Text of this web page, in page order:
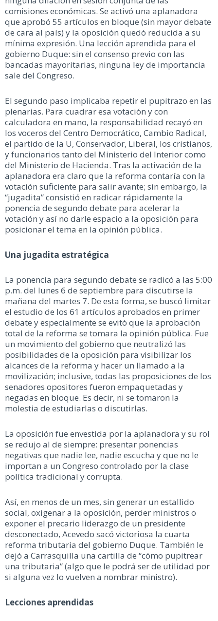
comisiones económicas. Se activó una aplanadora
que aprobó 55 artículos en bloque (sin mayor debate
de cara al país) y la oposición quedó reducida a su
mínima expresión. Una lección aprendida para el
gobierno Duque: sin el consenso previo con las
bancadas mayoritarias, ninguna ley de importancia
sale del Congreso.
El segundo paso implicaba repetir el pupitrazo en las
plenarias. Para cuadrar esa votación y con
calculadora en mano, la responsabilidad recayó en
los voceros del Centro Democrático, Cambio Radical,
el partido de la U, Conservador, Liberal, los cristianos,
y funcionarios tanto del Ministerio del Interior como
del Ministerio de Hacienda. Tras la activación de la
aplanadora era claro que la reforma contaría con la
votación suficiente para salir avante; sin embargo, la
“jugadita” consistió en radicar rápidamente la
ponencia de segundo debate para acelerar la
votación y así no darle espacio a la oposición para
posicionar el tema en la opinión pública.
Una jugadita estratégica
La ponencia para segundo debate se radicó a las 5:00
p.m. del lunes 6 de septiembre para discutirse la
mañana del martes 7. De esta forma, se buscó limitar
el estudio de los 61 artículos aprobados en primer
debate y especialmente se evitó que la aprobación
total de la reforma se tomara la opinión pública. Fue
un movimiento del gobierno que neutralizó las
posibilidades de la oposición para visibilizar los
alcances de la reforma y hacer un llamado a la
movilización; inclusive, todas las proposiciones de los
senadores opositores fueron empaquetadas y
negadas en bloque. Es decir, ni se tomaron la
molestia de estudiarlas o discutirlas.
La oposición fue envestida por la aplanadora y su rol
se redujo al de siempre: presentar ponencias
negativas que nadie lee, nadie escucha y que no le
importan a un Congreso controlado por la clase
política tradicional y corrupta.
Así, en menos de un mes, sin generar un estallido
social, oxigenar a la oposición, perder ministros o
exponer el precario liderazgo de un presidente
desconectado, Acevedo sacó victoriosa la cuarta
reforma tributaria del gobierno Duque. También le
dejó a Carrasquilla una cartilla de “cómo pupitrear
una tributaria” (algo que le podrá ser de utilidad por
si alguna vez lo vuelven a nombrar ministro).
Lecciones aprendidas